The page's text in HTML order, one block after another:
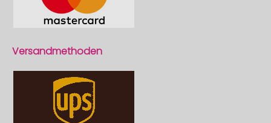
Versandmethoden